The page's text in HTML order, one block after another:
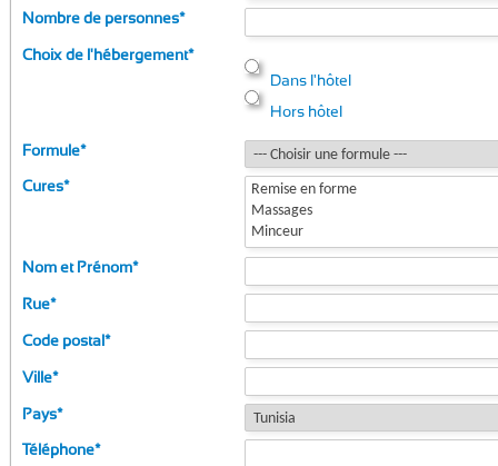
Nombre de personnes*
Choix de l'hébergement*
Dans l'hôtel
Hors hôtel
Formule*
Cures*
Nom et Prénom*
Rue*
Code postal*
Ville*
Pays*
Téléphone*